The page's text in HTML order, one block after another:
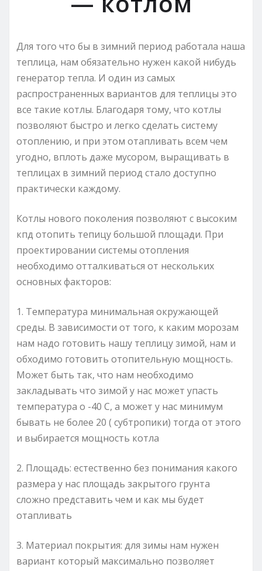
Для того что бы в зимний период работала наша
теплица, нам обязательно нужен какой нибудь
генератор тепла. И один из самых
распространенных вариантов для теплицы это
все такие котлы. Благодаря тому, что котлы
позволяют быстро и легко сделать систему
отоплению, и при этом отапливать всем чем
угодно, вплоть даже мусором, выращивать в
теплицах в зимний период стало доступно
практически каждому.
Котлы нового поколения позволяют с высоким
кпд отопить тепицу большой площади. При
проектировании системы отопления
необходимо отталкиваться от нескольких
основных факторов:
1. Температура минимальная окружающей
среды. В зависимости от того, к каким морозам
нам надо готовить нашу теплицу зимой, нам и
обходимо готовить отопительную мощность.
Может быть так, что нам необходимо
закладывать что зимой у нас может упасть
температура о -40 С, а может у нас минимум
бывать не более 20 ( субтропики) тогда от этого
и выбирается мощность котла
2. Площадь: естественно без понимания какого
размера у нас площадь закрытого грунта
сложно представить чем и как мы будет
отапливать
3. Материал покрытия: для зимы нам нужен
вариант который максимально позволяет